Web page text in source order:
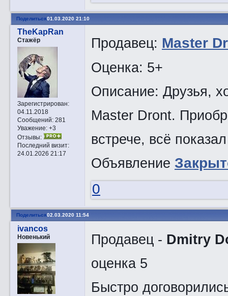
Поделиться01.03.2020 21:10
TheKapRan
Стажёр
Зарегистрирован:
04.11.2018
Сообщений:281
Уважение: +3
Отзывы:
Последний визит:
24.01.2026 21:17
Продавец: Master
Оценка: 5+
Описание: Друзья,
Master Dront.
встрече, всё
Объявление
0
Поделиться02.03.2020 11:54
ivancos
Новенький Продавец - Dmitry
оценка 5
Быстро